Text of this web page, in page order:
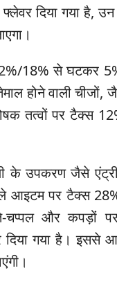
दिया गया है,
18% से घटकर
होने वाली
तत्वों पर टैक्स
के उपकरण जैसे
आइटम पर टैक्स
चप्पल और कपड़ों
गया है। इससे